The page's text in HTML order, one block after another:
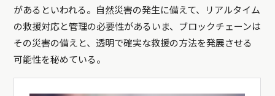
があるといわれる。自然災害の発生に備えて、リアルタイム
の救援対応と管理の必要性があるいま、ブロックチェーンは
その災害の備えと、透明で確実な救援の方法を発展させる
可能性を秘めている。